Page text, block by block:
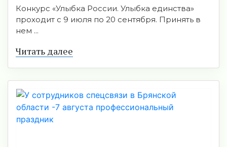
Конкурс «Улыбка России. Улыбка единства»
проходит с 9 июля по 20 сентября. Принять в
нем ...
Читать далее